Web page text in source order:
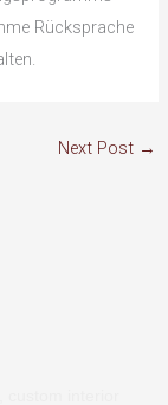
Rücksprache
Next Post →